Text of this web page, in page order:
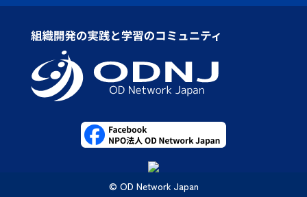
© OD Network Japan